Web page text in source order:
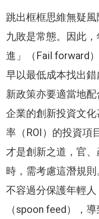
跳出框框思維無疑
九敗是常態。因此
進」（Fail forward
早以最低成本找出
新政策亦要適當地
企業的創新投資文
率（ROI）的投資項
才是創新之道，官
時，需考慮這潛規
不容過分保護年輕人
（spoon feed），